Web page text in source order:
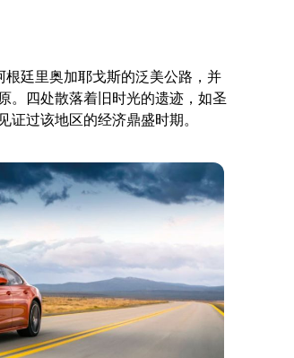
廷里奥加耶戈斯的泛美公路，并
。四处散落着旧时光的遗迹，如圣
过该地区的经济鼎盛时期。